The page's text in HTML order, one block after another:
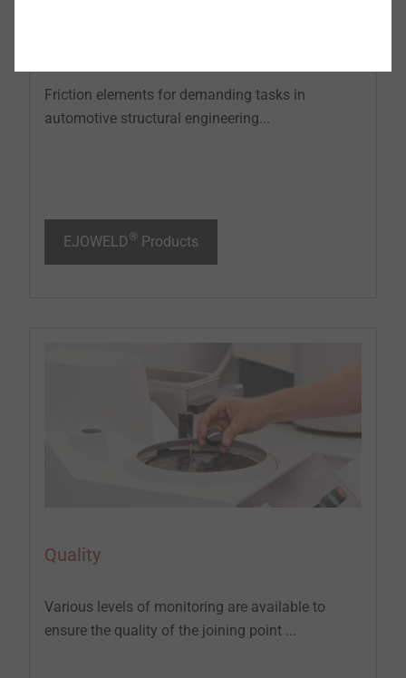
Friction elements for demanding tasks in
automotive structural engineering...
EJOWELD ® Products
Quality
Various levels of monitoring are available to
ensure the quality of the joining point ...